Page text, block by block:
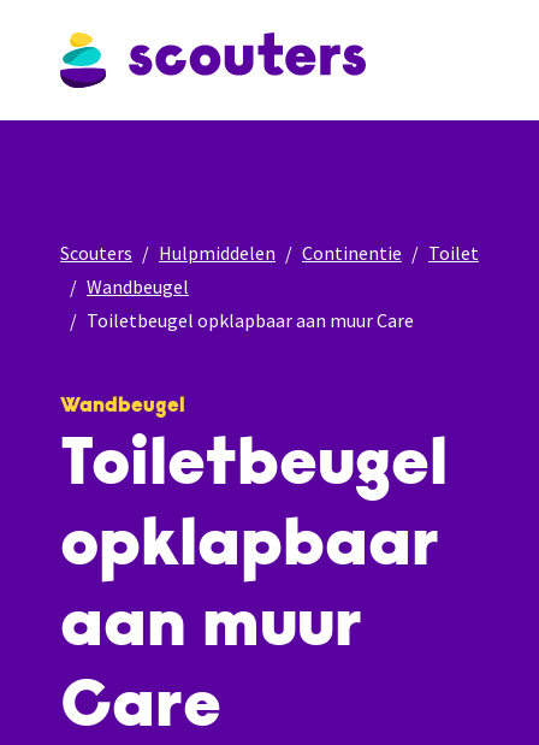
Scouters Hulpmiddelen Continentie
Toilet
Wandbeugel
Toiletbeugel opklapbaar aan muur Care
Wandbeugel
Toiletbeugel
opklapbaar
aan muur
Care